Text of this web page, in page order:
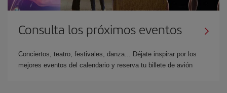
Consulta los próximos eventos
Conciertos, teatro, festivales, danza... Déjate inspirar por los
mejores eventos del calendario y reserva tu billete de avión